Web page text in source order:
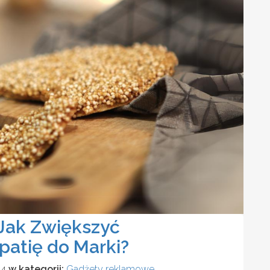
Zwiększyć
do Marki?